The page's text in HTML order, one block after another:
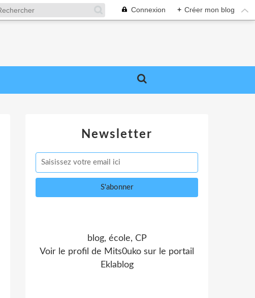
Connexion + Créer mon blog
Newsletter
blog, école, CP
Voir le profil de Mits0uko sur le portail
Eklablog